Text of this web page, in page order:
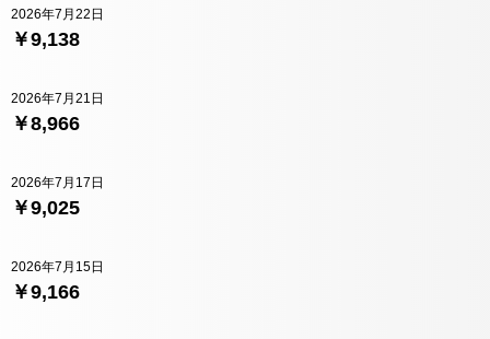
￥9,138
2026年7月22日
￥8,966
2026年7月21日
￥9,025
2026年7月17日
￥9,166
2026年7月15日